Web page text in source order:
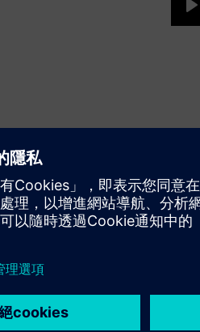
費率。無需手動調整，只是最大
進行比較。
充電點的雲端定價更新一般每分
容量和財務狀況，做出更好、